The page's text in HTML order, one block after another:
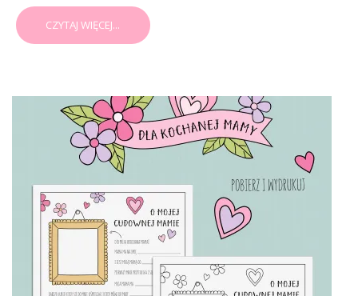
CZYTAJ WIĘCEJ...